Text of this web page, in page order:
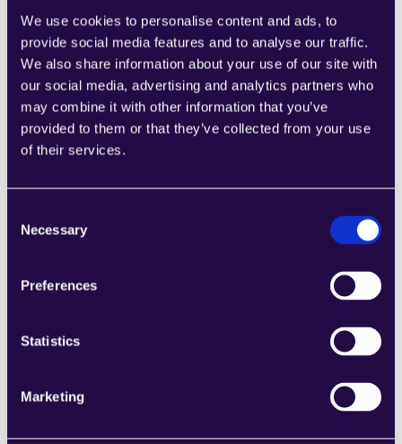
We use cookies to personalise content and ads, to
provide social media features and to analyse our traffic.
We also share information about your use of our site with
our social media, advertising and analytics partners who
may combine it with other information that you’ve
provided to them or that they’ve collected from your use
of their services.
Selection
Necessary
Preferences
Statistics
Marketing
Estas mejoras conducen a una mayor eficiencia, una
mejor gestión del riesgo y un aumento de la
satisfacción del cliente.
¿Cómo ayuda la IA en la detección del fraude
en el sector de los seguros?
La IA detecta el fraude analizando grandes
anomalías que indiquen actividades fraudulentas.
adaptarse a nuevas tácticas de fraude, minimizando
los falsos positivos y permitiendo a las aseguradoras
protegiendo así tanto a la aseguradora como a los